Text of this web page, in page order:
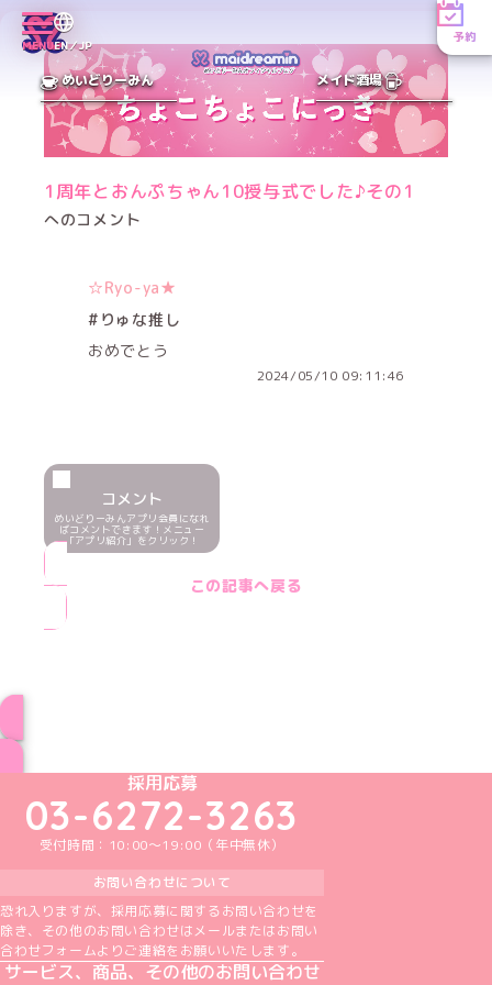
MENUEN／JP
予約
めいどりーみん メイド酒場
1周年とおんぷちゃん10授与式でした♪その1
へのコメント
☆Ryo-ya★
#りゅな推し
おめでとう
2024/05/10 09:11:46
コメント
めいどりーみんアプリ会員になれ
ばコメントできます！メニュー
「アプリ紹介」をクリック！
この記事へ戻る
めいどりーみんTikTok公式アカウント
めいどりーみんX公式アカウント
めいどりーみんInstagram公式アカウント
めいどりーみんFacebook公式アカウン
めいどりーみんYouTube公式アカ
採用応募
03-6272-3263
受付時間：10:00～19:00（年中無休）
お問い合わせについて
恐れ入りますが、採用応募に関するお問い合わせを
除き、その他のお問い合わせはメールまたはお問い
合わせフォームよりご連絡をお願いいたします。
サービス、商品、その他のお問い合わせ